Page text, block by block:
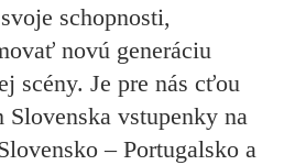
schopnosti,
novú generáciu
scény. Je pre nás cťou
vstupenky na
– Portugalsko a